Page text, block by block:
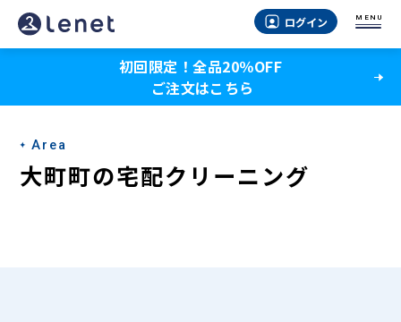
大
町
の
宅
配
ログイン MENU
初回限定！全品20％OFF
ご注文はこちら
Area
大町町の宅配クリーニング